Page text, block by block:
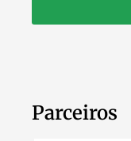
Parceiros